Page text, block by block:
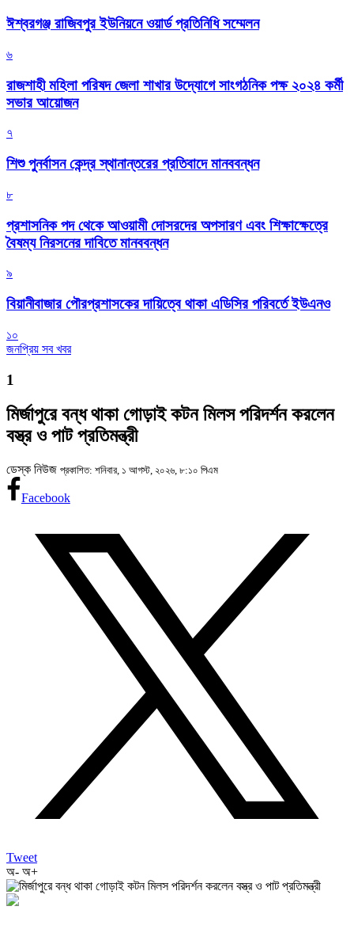
ঈশ্বরগঞ্জ রাজিবপুর ইউনিয়নে ওয়ার্ড প্রতিনিধি সম্মেলন
৬
রাজশাহী মহিলা পরিষদ জেলা শাখার উদ্যোগে সাংগঠনিক পক্ষ ২০২৪ কর্মী
সভার আয়োজন
৭
শিশু পুনর্বাসন কেন্দ্র স্থানান্তরের প্রতিবাদে মানববন্ধন
৮
প্রশাসনিক পদ থেকে আওয়ামী দোসরদের অপসারণ এবং শিক্ষাক্ষেত্রে
বৈষম্য নিরসনের দাবিতে মানববন্ধন
৯
বিয়ানীবাজার পৌরপ্রশাসকের দায়িত্বে থাকা এডিসির পরিবর্তে ইউএনও
১০
জনপ্রিয় সব খবর
1
মির্জাপুরে বন্ধ থাকা গোড়াই কটন মিলস পরিদর্শন করলেন
বস্ত্র ও পাট প্রতিমন্ত্রী
ডেস্ক নিউজ প্রকাশিত: শনিবার, ১ আগস্ট, ২০২৬, ৮:১০ পিএম
Facebook
Tweet
অ- অ+